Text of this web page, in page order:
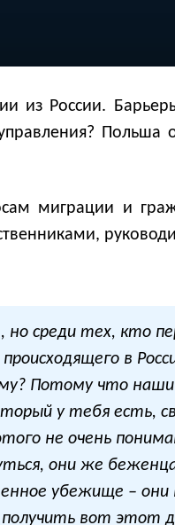
из России.
Польша
миграции и
среди тех, кто
в
Потому что
у тебя есть,
не очень
они же
убежище –
вот этот